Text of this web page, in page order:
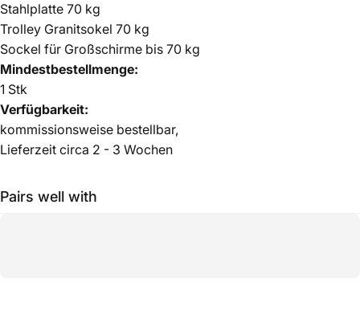
Stahlplatte 70 kg
Trolley Granitsokel 70 kg
Sockel für Großschirme bis 70 kg
Mindestbestellmenge:
1 Stk
Verfügbarkeit:
kommissionsweise bestellbar,
Lieferzeit circa 2 - 3 Wochen
Pairs well with